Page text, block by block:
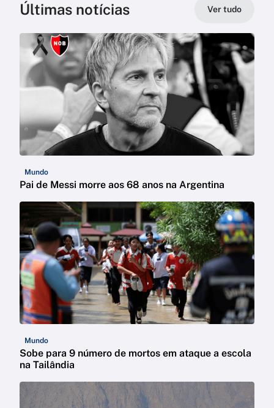
Últimas notícias Ver tudo
Mundo
Pai de Messi morre aos 68 anos na Argentina
Mundo
Sobe para 9 número de mortos em ataque a escola
na Tailândia